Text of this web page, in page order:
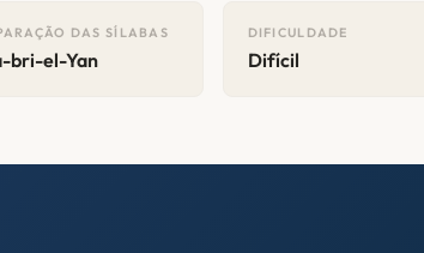
DAS SÍLABAS
bri-el-Yan
DIFICULDADE
Difícil